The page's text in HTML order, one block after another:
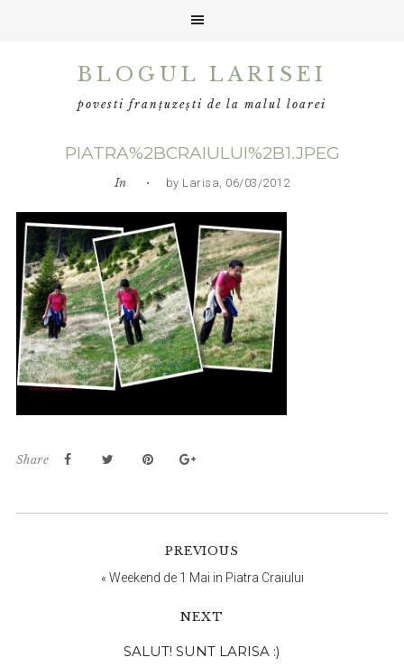
BLOGUL LARISEI
povesti franțuzești de la malul loarei
PIATRA%2BCRAIULUI%2B1.JPEG
In • by Larisa, 06/03/2012
Share
PREVIOUS
«Weekend de 1 Mai in Piatra Craiului
NEXT
SALUT! SUNT LARISA :)